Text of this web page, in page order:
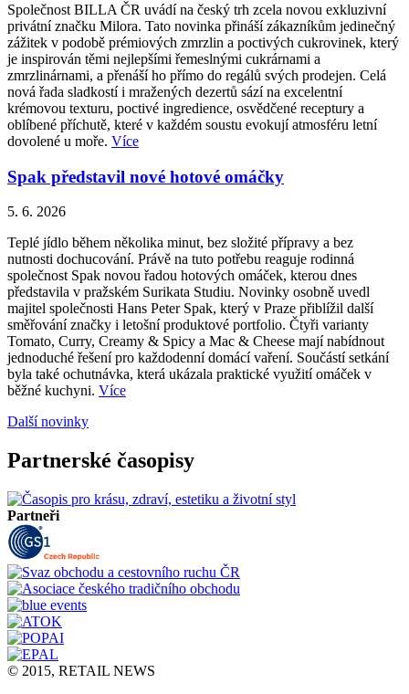
Společnost BILLA ČR uvádí na český trh zcela novou exkluzivní
privátní značku Milora. Tato novinka přináší zákazníkům jedinečný
zážitek v podobě prémiových zmrzlin a poctivých cukrovinek, který
je inspirován těmi nejlepšími řemeslnými cukrárnami a
zmrzlinárnami, a přenáší ho přímo do regálů svých prodejen. Celá
nová řada sladkostí i mražených dezertů sází na excelentní
krémovou texturu, poctivé ingredience, osvědčené receptury a
oblíbené příchutě, které v každém soustu evokují atmosféru letní
dovolené u moře. Více
Spak představil nové hotové omáčky
5. 6. 2026
Teplé jídlo během několika minut, bez složité přípravy a bez
nutnosti dochucování. Právě na tuto potřebu reaguje rodinná
společnost Spak novou řadou hotových omáček, kterou dnes
představila v pražském Surikata Studiu. Novinky osobně uvedl
majitel společnosti Hans Peter Spak, který v Praze přiblížil další
směřování značky i letošní produktové portfolio. Čtyři varianty
Tomato, Curry, Creamy & Spicy a Mac & Cheese mají nabídnout
jednoduché řešení pro každodenní domácí vaření. Součástí setkání
byla také ochutnávka, která ukázala praktické využití omáček v
běžné kuchyni. Více
Další novinky
Partnerské časopisy
Partneři
© 2015, RETAIL NEWS